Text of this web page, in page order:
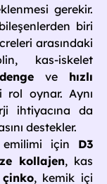
gerekir.
biri
arasındaki
kas-iskelet
denge ve hızlı
oynar. Aynı
ihtiyacına da
destekler.
için D3
kollajen, kas
çinko, kemik içi